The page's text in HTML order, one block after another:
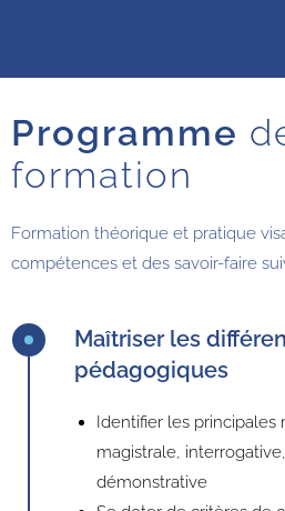
Programme
formation
Formation théorique et pratique
compétences et des savoir-faire
Maîtriser les
pédagogiques
Identifier les principales
magistrale,
démonstrative